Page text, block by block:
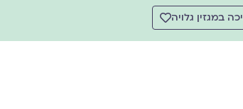
במגזין גלויה